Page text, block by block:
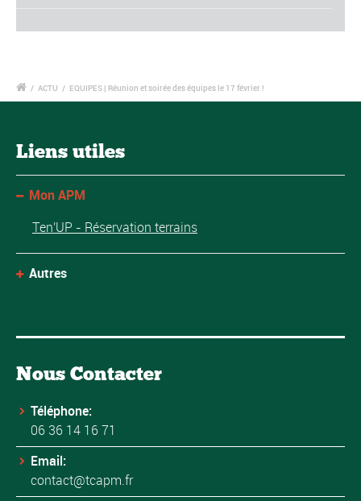
/ ACTU / EQUIPES | Réunion et soirée des équipes le 17 février !
Liens utiles
Mon APM
Ten'UP - Réservation terrains
Autres
Nous Contacter
Téléphone:
06 36 14 16 71
Email:
contact@tcapm.fr